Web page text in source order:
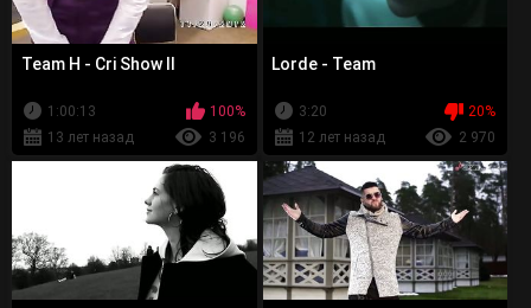
Team H - Cri Show II
1:00:13
100%
13 лет назад
3 196
Lorde - Team
3:20
20%
12 лет назад
2 970